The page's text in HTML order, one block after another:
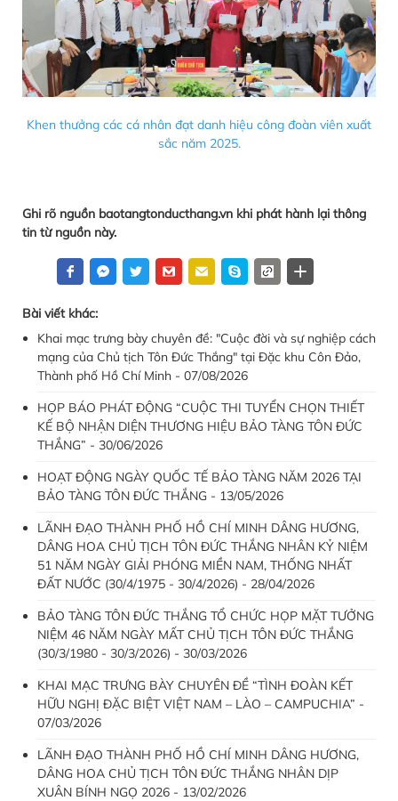
Khen thưởng các cá nhân đạt danh hiệu công đoàn viên xuất
sắc năm 2025.
Ghi rõ nguồn baotangtonducthang.vn khi phát hành lại thông
tin từ nguồn này.
Bài viết khác:
Khai mạc trưng bày chuyên đề: "Cuộc đời và sự nghiệp cách
mạng của Chủ tịch Tôn Đức Thắng" tại Đặc khu Côn Đảo,
Thành phố Hồ Chí Minh - 07/08/2026
HỌP BÁO PHÁT ĐỘNG “CUỘC THI TUYỂN CHỌN THIẾT
KẾ BỘ NHẬN DIỆN THƯƠNG HIỆU BẢO TÀNG TÔN ĐỨC
THẮNG” - 30/06/2026
HOẠT ĐỘNG NGÀY QUỐC TẾ BẢO TÀNG NĂM 2026 TẠI
BẢO TÀNG TÔN ĐỨC THẮNG - 13/05/2026
LÃNH ĐẠO THÀNH PHỐ HỒ CHÍ MINH DÂNG HƯƠNG,
DÂNG HOA CHỦ TỊCH TÔN ĐỨC THẮNG NHÂN KỶ NIỆM
51 NĂM NGÀY GIẢI PHÓNG MIỀN NAM, THỐNG NHẤT
ĐẤT NƯỚC (30/4/1975 - 30/4/2026) - 28/04/2026
BẢO TÀNG TÔN ĐỨC THẮNG TỔ CHỨC HỌP MẶT TƯỞNG
NIỆM 46 NĂM NGÀY MẤT CHỦ TỊCH TÔN ĐỨC THẮNG
(30/3/1980 - 30/3/2026) - 30/03/2026
KHAI MẠC TRƯNG BÀY CHUYÊN ĐỀ “TÌNH ĐOÀN KẾT
HỮU NGHỊ ĐẶC BIỆT VIỆT NAM – LÀO – CAMPUCHIA” -
07/03/2026
LÃNH ĐẠO THÀNH PHỐ HỒ CHÍ MINH DÂNG HƯƠNG,
DÂNG HOA CHỦ TỊCH TÔN ĐỨC THẮNG NHÂN DỊP
XUÂN BÍNH NGỌ 2026 - 13/02/2026